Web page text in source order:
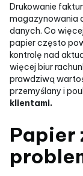
Drukowanie
magazynowania
danych. Co
papier często
kontrolę nad
więcej biur
prawdziwą
przemyślany i
klientami.
Papier